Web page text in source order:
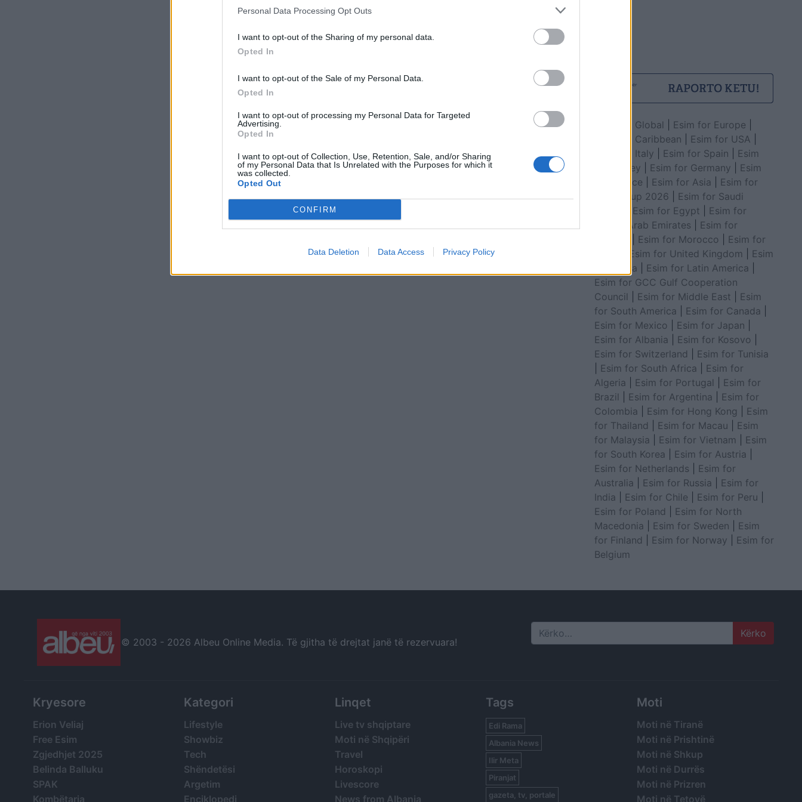
Personal Data Processing Opt Outs
I want to opt-out of the Sharing of my personal data.
Opted In
I want to opt-out of the Sale of my Personal Data.
Opted In
I want to opt-out of processing my Personal Data for Targeted
Advertising.
Opted In
I want to opt-out of Collection, Use, Retention, Sale, and/or Sharing
of my Personal Data that Is Unrelated with the Purposes for which it
was collected.
Opted Out
CONFIRM
Data Deletion Data Access Privacy Policy
Esim for Global Esim for Europe
Esim for Caribbean
Esim for USA
Esim for Italy
Esim for Spain
Esim
for Turkey
Esim for Germany
Esim
for Greece
Esim for Asia
Esim for
World Cup 2026
Esim for Saudi
Esim for Egypt
Esim for
United Arab Emirates
Esim for
Esim for Morocco
Esim for
Esim for United Kingdom
Esim
for Africa
Esim for Latin America
Esim for GCC Gulf Cooperation
Council
Esim for Middle East
Esim
for South America
Esim for Canada
Esim for Mexico
Esim for Japan
Esim for Albania
Esim for Kosovo
Esim for Switzerland
Esim for Tunisia
Esim for South Africa
Esim for
Algeria
Esim for Portugal
Esim for
Brazil
Esim for Argentina
Esim for
Colombia
Esim for Hong Kong
Esim
for Thailand
Esim for Macau
Esim
for Malaysia
Esim for Vietnam
Esim
for South Korea
Esim for Austria
Esim for Netherlands
Esim for
Australia
Esim for Russia
Esim for
India
Esim for Chile Esim for Peru
Esim for Poland
Esim for North
Macedonia
Esim for Sweden
Esim
for Finland
Esim for Norway
Esim for
Belgium
© 2003 - 2026 Albeu Online Media. Të gjitha të drejtat janë të rezervuara! Search
Kryesore
Erion Veliaj
Free Esim
Zgjedhjet 2025
Belinda Balluku
SPAK
Kombëtarja
Kategori
Lifestyle
Showbiz
Tech
Shëndetësi
Argetim
Enciklopedi
Linqet
Live tv shqiptare
Moti në Shqipëri
Travel
Horoskopi
Livescore
News from Albania
Tags
Edi Rama
Albania News
Ilir Meta
Piranjat
gazeta, tv, portale
Moti
Moti në Tiranë
Moti në Prishtinë
Moti në Shkup
Moti në Durrës
Moti në Prizren
Moti në Tetovë